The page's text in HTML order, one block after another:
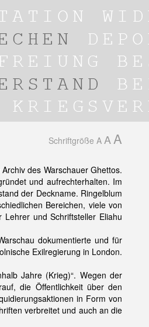
Schriftgröße A A A
des Warschauer Ghettos.
und aufrechterhalten. Im
der Deckname. Ringelblum
Bereichen, viele von
und Schriftsteller Eliahu
dokumentierte und für
Exilregierung in London.
Jahre (Krieg)“. Wegen der
die Öffentlichkeit über den
in Form von
verbreitet und auch an die